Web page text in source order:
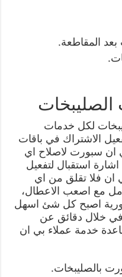
المقاطعة.
لكل خدمات
الاشتراك في باقات
ان سبورت لاصلاح اي
استقبال لتفعيل
فلا تقلق من اي
مع اصعب الاعطال،
اصبح كل شئ اسهل
في خلال دقائق عن
خدمة عملاء بي ان
بالصليبخات.